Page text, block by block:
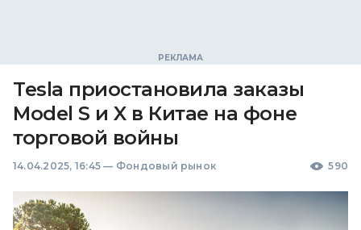
Tesla приостановила заказы
Model S и X в Китае на фоне
торговой войны
14.04.2025, 16:45 — Фондовый рынок 590